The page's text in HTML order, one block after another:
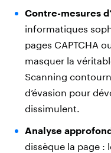
Contre-mesures
informatiques
pages CAPTCHA
masquer la
Scanning
d’évasion pour
dissimulent.
Analyse
dissèque la page :